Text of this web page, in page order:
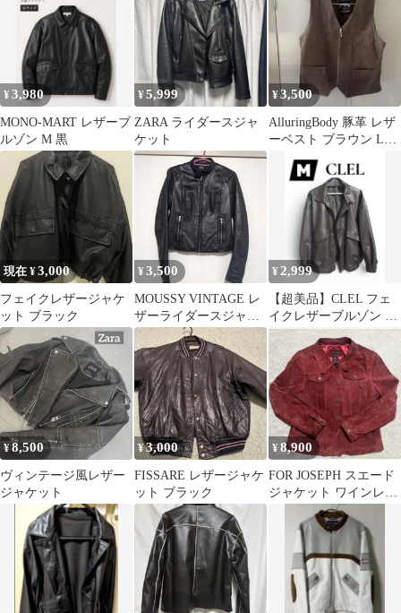
¥3,980
MONO-MART レザーブ
ルゾン M 黒
¥5,999
ZARA ライダースジャ
ケット
¥3,500
AlluringBody 豚革 レザ
ーベスト ブラウン Lサ
現在 ¥3,000
フェイクレザージャケ
ット ブラック
¥3,500
MOUSSY VINTAGE レ
ザーライダースジャケ
ット 黒
¥ 2,999
【超美品】CLEL フェ
イクレザーブルゾン ブ
ラウン M
¥8,500
ヴィンテージ風レザー
ジャケット
¥ 3,000
FISSARE レザージャケ
ット ブラック
¥8,900
FOR JOSEPH スエード
ジャケット ワインレッ